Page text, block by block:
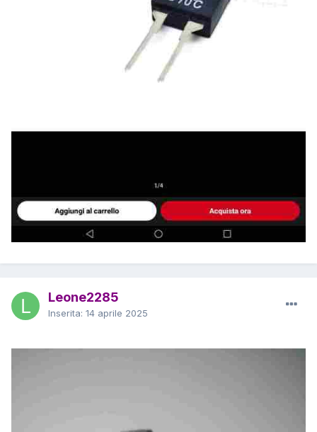
Leone2285
Inserita: 14 aprile 2025